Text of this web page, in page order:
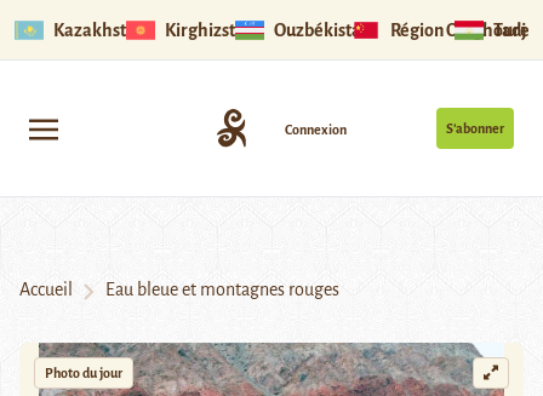
Kazakhstan Kirghizstan Ouzbékistan Région Ouïghoure
S’abonner
Connexion
Accueil Eau bleue et montagnes rouges
Photo du jour